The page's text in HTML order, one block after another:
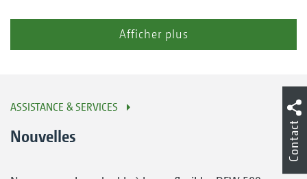
Afficher plus
ASSISTANCE & SERVICES
Nouvelles Contact